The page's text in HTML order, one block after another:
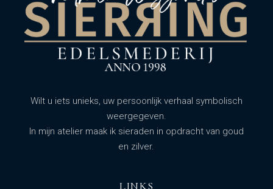
Wilt u iets unieks, uw persoonlijk verhaal symbolisch
weergegeven.
In mijn atelier maak ik sieraden in opdracht van goud
en zilver.
LINKS